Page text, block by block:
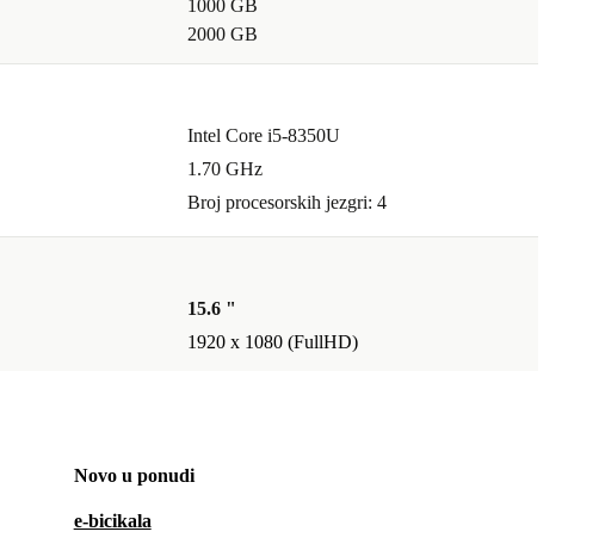
1000 GB
2000 GB
Intel Core i5-8350U
1.70 GHz
Broj procesorskih jezgri: 4
15.6 "
1920 x 1080 (FullHD)
Novo u ponudi
e-bicikala